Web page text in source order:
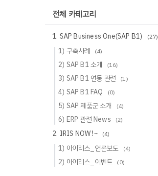
전체 카테고리
1. SAP Business One(SAP B1) (27)
1) 구축사례 (4)
2) SAP B1 소개 (16)
3) SAP B1 연동 관련 (1)
4) SAP B1 FAQ (0)
5) SAP 제품군 소개 (4)
6) ERP 관련 News (2)
2. IRIS NOW !~ (4)
1) 아이리스_언론보도 (4)
2) 아이리스_이벤트 (0)